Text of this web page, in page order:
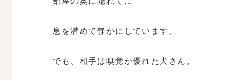
息を潜めて静かにしています。
でも、相手は嗅覚が優れた犬さん。